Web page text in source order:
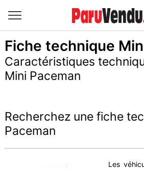
Fiche technique
Caractéristiques
Mini Paceman
Recherchez une fiche
Paceman
Les